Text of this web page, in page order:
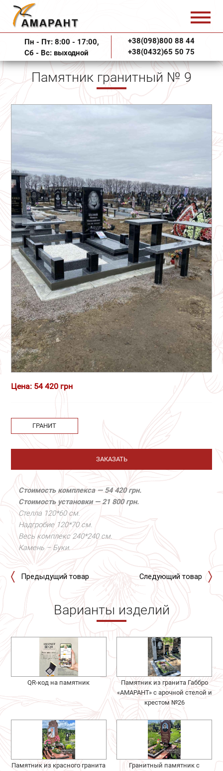
Пн - Пт: 8:00 - 17:00,
Сб - Вс: выходной
+38(098)800 88 44
+38(0432)65 50 75
Памятник гранитный № 9
Цена: 54 420 грн
ГРАНИТ
ЗАКАЗАТЬ
Стоимость комплекса — 54 420 грн.
Стоимость установки — 21 800 грн.
Стелла 120*60 см.
Надгробие 120*70 см.
Весь комплекс 240*240 см.
Камень – Буки.
Предыдущий товар Следующий товар
Варианты изделий
QR-код на памятник
Памятник из гранита Габбро
«АМАРАНТ» с арочной стелой и
крестом №26
Памятник из красного гранита
Гранитный памятник с